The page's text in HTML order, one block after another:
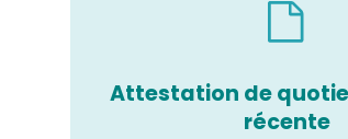
Attestation de
récente